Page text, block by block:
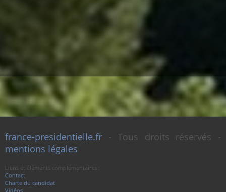
france-presidentielle.fr - Tous droits réservés -
mentions légales
Liens et éléments complémentaires :
Contact
Charte du candidat
Vidéos